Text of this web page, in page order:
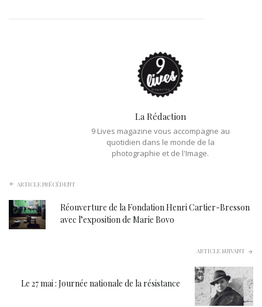
La Rédaction
9 Lives magazine vous accompagne au
quotidien dans le monde de la
photographie et de l'Image.
ARTICLE PRÉCÉDENT
Réouverture de la Fondation Henri Cartier-Bresson
avec l’exposition de Marie Bovo
ARTICLE SUIVANT
Le 27 mai : Journée nationale de la résistance